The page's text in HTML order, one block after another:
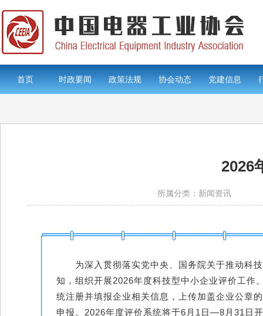
首页 时政要闻 政策法规 协会动态 党建信息
2026
所属分类：新闻资讯
为深入贯彻落实党中央、国务院关于推动科
知，组织开展2026年度科技型中小企业评价工作
统注册并填报企业相关信息，上传加盖企业公章
申报。2026年度评价系统将于6月1日—8月31日